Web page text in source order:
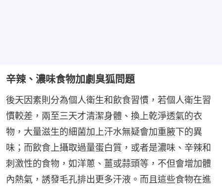
辛辣、濃味食物加劇臭狐問題
後天因素則分為個人衛生和飲食習慣，若個人衛生習
慣較差，兩至三天才清潔身體、換上乾淨透氣的衣
物，大量滋生的細菌加上汗水無疑會加重腋下的異
味；而飲食上攝取過量蛋白質，或者是濃味、辛辣和
刺激性的食物，如洋蔥、薑或蒜頭等，不但會增加體
內熱氣，誘發毛孔排出更多汗液。而且這些食物在進